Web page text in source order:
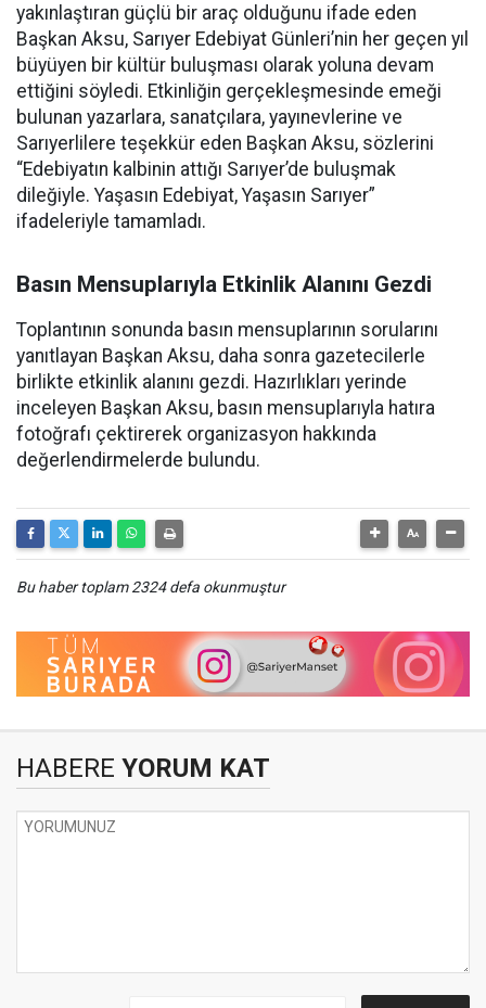
yakınlaştıran güçlü bir araç olduğunu ifade eden
Başkan Aksu, Sarıyer Edebiyat Günleri’nin her geçen yıl
büyüyen bir kültür buluşması olarak yoluna devam
ettiğini söyledi. Etkinliğin gerçekleşmesinde emeği
bulunan yazarlara, sanatçılara, yayınevlerine ve
Sarıyerlilere teşekkür eden Başkan Aksu, sözlerini
“Edebiyatın kalbinin attığı Sarıyer’de buluşmak
dileğiyle. Yaşasın Edebiyat, Yaşasın Sarıyer”
ifadeleriyle tamamladı.
Basın Mensuplarıyla Etkinlik Alanını Gezdi
Toplantının sonunda basın mensuplarının sorularını
yanıtlayan Başkan Aksu, daha sonra gazetecilerle
birlikte etkinlik alanını gezdi. Hazırlıkları yerinde
inceleyen Başkan Aksu, basın mensuplarıyla hatıra
fotoğrafı çektirerek organizasyon hakkında
değerlendirmelerde bulundu.
Bu haber toplam 2324 defa okunmuştur
HABERE YORUM KAT